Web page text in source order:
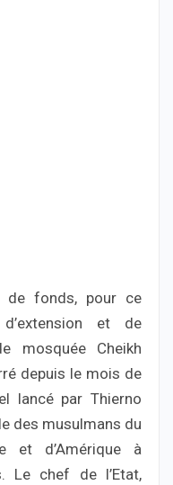
de fonds, pour ce
et de
mosquée Cheikh
depuis le mois de
lancé par Thierno
des musulmans du
et d’Amérique à
Le chef de l’Etat,